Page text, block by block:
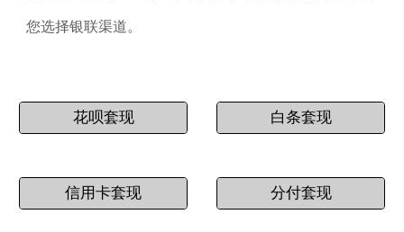
您选择银联渠道。
花呗套现 白条套现
信用卡套现 分付套现